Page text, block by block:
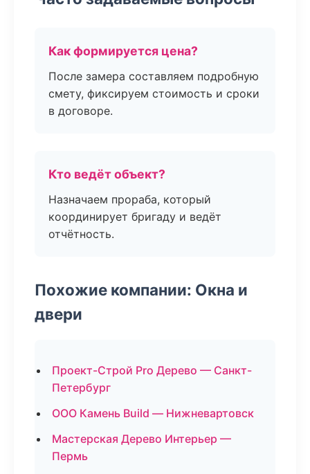
Как формируется цена?
После замера составляем подробную
смету, фиксируем стоимость и сроки
в договоре.
Кто ведёт объект?
Назначаем прораба, который
координирует бригаду и ведёт
отчётность.
Похожие компании: Окна и
двери
Проект-Строй Pro Дерево — Санкт-
Петербург
ООО Камень Build — Нижневартовск
Мастерская Дерево Интерьер —
Пермь